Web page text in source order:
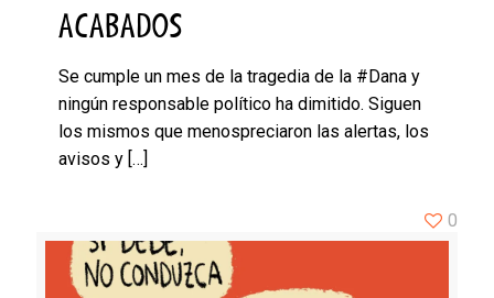
ACABADOS
Se cumple un mes de la tragedia de la #Dana y
ningún responsable político ha dimitido. Siguen
los mismos que menospreciaron las alertas, los
avisos y […]
0